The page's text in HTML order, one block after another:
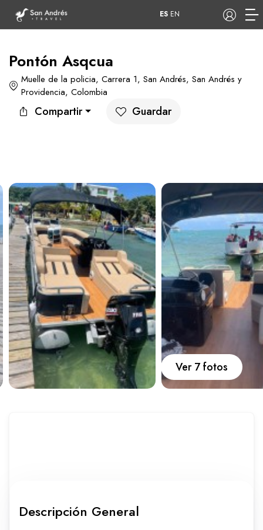
Tours Apartamentos
Hoteles Barcos
Carros Ayuda
Guía de turismo Nosotros
WhatsApp
COP
ES EN
Pontón Asqcua
Muelle de la policia, Carrera 1, San Andrés, San Andrés y
Providencia, Colombia
Compartir Guardar
Ver 7 fotos
Descripción General